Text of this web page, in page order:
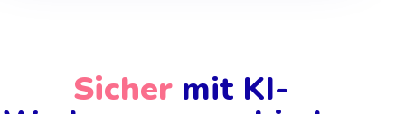
Sichermit KI-